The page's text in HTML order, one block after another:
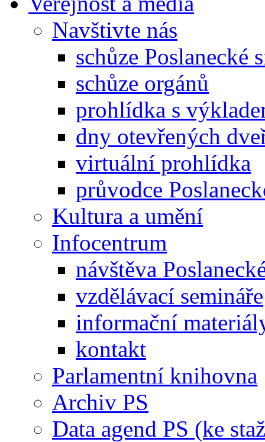
Navštivte nás
schůze Poslanecké
schůze orgánů
prohlídka s
dny otevřených
virtuální prohlídka
průvodce
Kultura a umění
Infocentrum
návštěva
vzdělávací semináře
informační
kontakt
Parlamentní knihovna
Archiv PS
Data agend PS (ke